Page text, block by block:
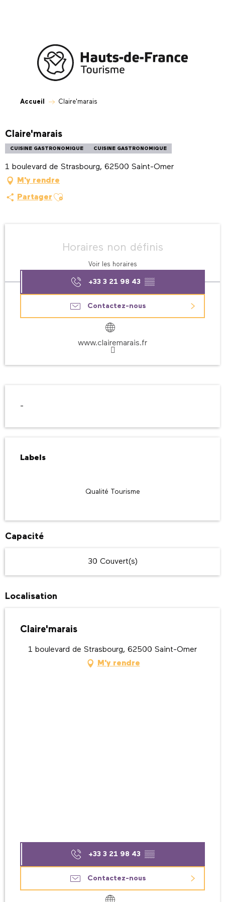
Accueil Claire'marais
Claire'marais
CUISINE GASTRONOMIQUE CUISINE GASTRONOMIQUE
1 boulevard de Strasbourg, 62500 Saint-Omer
M'y rendre
Partager Ajouter aux favoris
Horaires non définis
Voir les horaires
+33 3 21 98 43 ▒▒
Contactez-nous
www.clairemarais.fr
-
Labels
Labels
Qualité Tourisme
Capacité
30 Couvert(s)
Localisation
Claire'marais
1 boulevard de Strasbourg, 62500 Saint-Omer
M'y rendre
+33 3 21 98 43 ▒▒
Contactez-nous